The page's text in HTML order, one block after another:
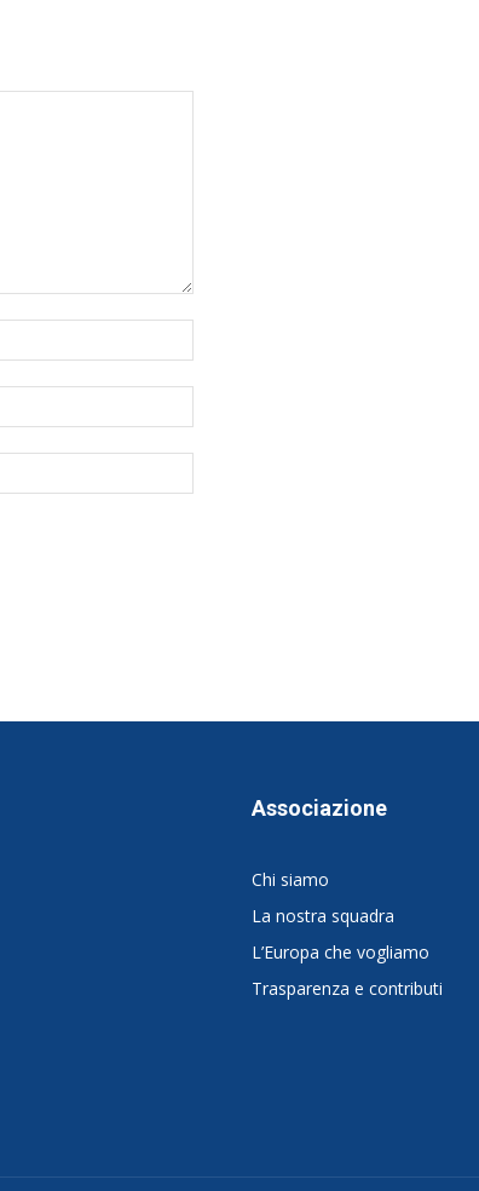
Associazione
Chi siamo
La nostra squadra
L’Europa che vogliamo
Trasparenza e contributi